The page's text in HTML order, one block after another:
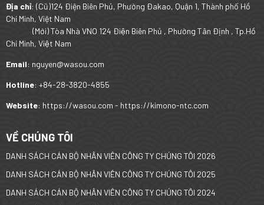
Địa chỉ: (Cũ)124 Điện Biên Phủ, Phường Đakao, Quận 1, Thành phố Hồ
Chí Minh, Việt Nam
(Mới) Tòa Nhà VNO 124 Điện Biên Phủ , Phường Tân Định , Tp.Hồ
Chí Minh, Việt Nam
Email: nguyen@wasou.com
Hotline: +84-28-3820-4855
Website: https://wasou.com - https://kimono-ntc.com
VỀ CHÚNG TÔI
DANH SÁCH CÁN BỘ NHÂN VIÊN CÔNG TY CHÚNG TÔI 2026
DANH SÁCH CÁN BỘ NHÂN VIÊN CÔNG TY CHÚNG TÔI 2025
DANH SÁCH CÁN BỘ NHÂN VIÊN CÔNG TY CHÚNG TÔI 2024